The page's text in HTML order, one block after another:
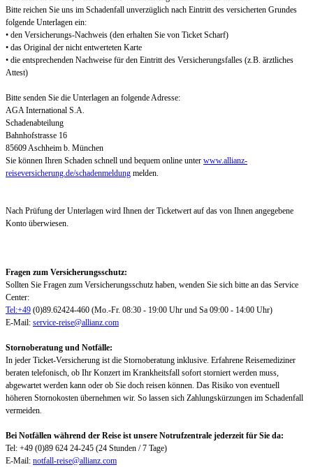
Bitte reichen Sie uns im Schadenfall unverzüglich nach Eintritt des versicherten Grundes
folgende Unterlagen ein:
• den Versicherungs-Nachweis (den erhalten Sie von Ticket Scharf)
• das Original der nicht entwerteten Karte
• die entsprechenden Nachweise für den Eintritt des Versicherungsfalles (z.B. ärztliches
Attest)
Bitte senden Sie die Unterlagen an folgende Adresse:
AGA International S.A.
Schadenabteilung
Bahnhofstrasse 16
85609 Aschheim b. München
Sie können Ihren Schaden schnell und bequem online unter www.allianz-
reiseversicherung.de/schadenmeldung melden.
Nach Prüfung der Unterlagen wird Ihnen der Ticketwert auf das von Ihnen angegebene
Konto überwiesen.
Fragen zum Versicherungsschutz:
Sollten Sie Fragen zum Versicherungsschutz haben, wenden Sie sich bitte an das Service
Center:
Tel:+49 (0)89.62424-460 (Mo.-Fr. 08:30 - 19:00 Uhr und Sa 09:00 - 14:00 Uhr)
E-Mail: service-reise@allianz.com
Stornoberatung und Notfälle:
In jeder Ticket-Versicherung ist die Stornoberatung inklusive. Erfahrene Reisemediziner
beraten telefonisch, ob Ihr Konzert im Krankheitsfall sofort storniert werden muss,
abgewartet werden kann oder ob Sie doch reisen können. Das Risiko von eventuell
höheren Stornokosten übernehmen wir. So lassen sich Zahlungskürzungen im Schadenfall
vermeiden.
Bei Notfällen während der Reise ist unsere Notrufzentrale jederzeit für Sie da:
Tel: +49 (0)89 624 24-245 (24 Stunden / 7 Tage)
E-Mail: notfall-reise@allianz.com